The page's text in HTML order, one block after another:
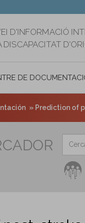
D'INFORMACIÓ
DISCAPACITAT
DE
Prediction of